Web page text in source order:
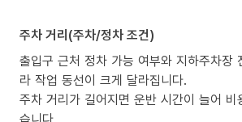
주차 거리(주차/정차 조건)
출입구 근처 정차 가능 여부와 지하주차장
라 작업 동선이 크게 달라집니다.
주차 거리가 길어지면 운반 시간이 늘어